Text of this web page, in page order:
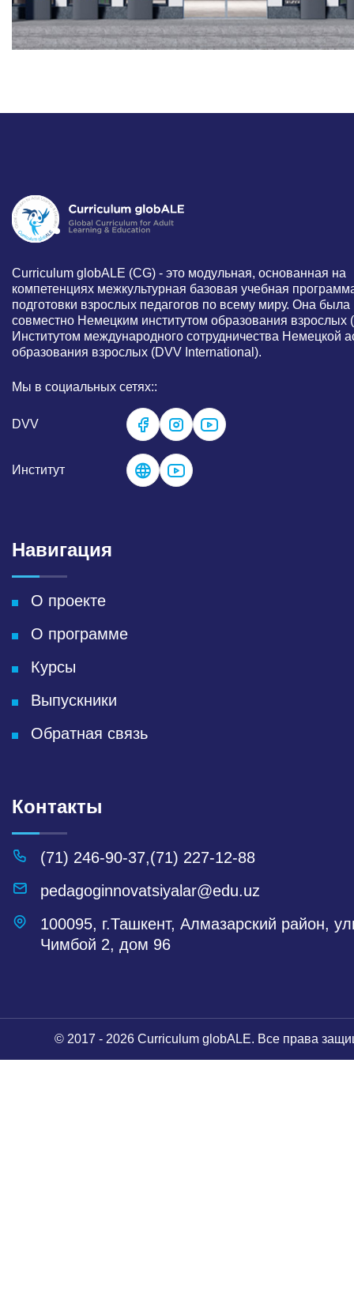
Curriculum globALE ​​(CG) - это модульная, основанная на
компетенциях межкультурная базовая учебная
подготовки взрослых педагогов по всему миру. Она была
совместно Немецким институтом образования взрослых
Институтом международного сотрудничества Немецкой
образования взрослых (DVV International).
Мы в социальных сетях::
DVV
Институт
Навигация
О проекте
О программе
Курсы
Выпускники
Обратная связь
Контакты
(71) 246-90-37,(71) 227-12-88
pedagoginnovatsiyalar@edu.uz
100095, г.Ташкент, Алмазарский район,
Чимбой 2, дом 96
© 2017 - 2026 Curriculum globALE. Все права